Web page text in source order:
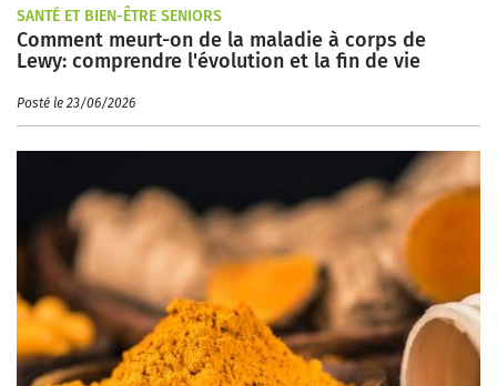
SANTÉ ET BIEN-ÊTRE SENIORS
Comment meurt-on de la maladie à corps de
Lewy: comprendre l'évolution et la fin de vie
Posté le 23/06/2026